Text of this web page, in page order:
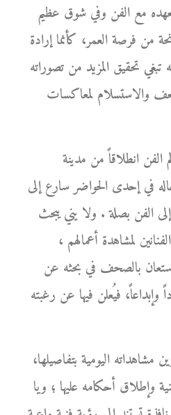
مع الفن وفي شوق عظيم
من فرصة العمر، كأنما إرادة
تبغي تحقيق المزيد من تصوراته
والاستسلام لمعاكسات
الفن انطلاقاً من مدينة
في إحدى الحواضر سارع إلى
الفن بصلة . ولا يني يبحث
لمشاهدة أعمالهم ،
استعان بالصحف في بحثه عن
وإبداعاً، فيُعلن فيها عن رغبته
مشاهداته اليومية بتفاصيلها،
وإطلاق أحكامه عليها ؛ ويا